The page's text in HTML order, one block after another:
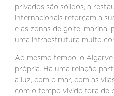
privados são sólidos, a
internacionais reforçam a
e as zonas de golfe, marina,
uma infraestrutura muito
Ao mesmo tempo, o
própria. Há uma relação
a luz, com o mar, com as
com o tempo vivido fora de